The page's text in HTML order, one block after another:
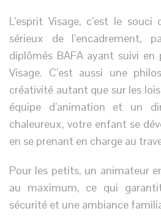
L’esprit Visage, c’est le
sérieux de l’encadrement,
diplômés BAFA ayant suivi
Visage. C’est aussi une
créativité autant que sur les
équipe d’animation et un
chaleureux, votre enfant se
en se prenant en charge au
Pour les petits, un animateur
au maximum, ce qui
sécurité et une ambiance